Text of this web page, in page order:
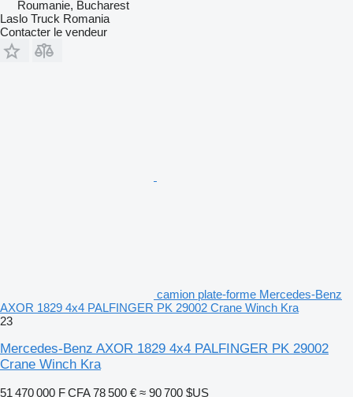
Roumanie, Bucharest
Laslo Truck Romania
Contacter le vendeur
camion plate-forme Mercedes-Benz
AXOR 1829 4x4 PALFINGER PK 29002 Crane Winch Kra
23
Mercedes-Benz AXOR 1829 4x4 PALFINGER PK 29002
Crane Winch Kra
51 470 000 F CFA 78 500 € ≈ 90 700 $US